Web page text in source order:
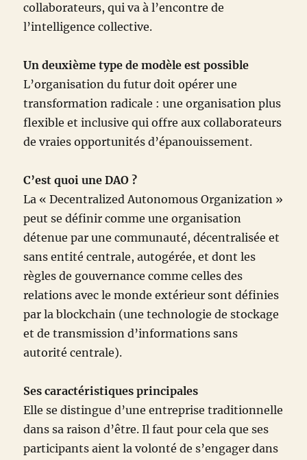
collaborateurs, qui va à l’encontre de
l’intelligence collective.
Un deuxième type de modèle est possible
L’organisation du futur doit opérer une
transformation radicale : une organisation plus
flexible et inclusive qui offre aux collaborateurs
de vraies opportunités d’épanouissement.
C’est quoi une DAO ?
La « Decentralized Autonomous Organization »
peut se définir comme une organisation
détenue par une communauté, décentralisée et
sans entité centrale, autogérée, et dont les
règles de gouvernance comme celles des
relations avec le monde extérieur sont définies
par la blockchain (une technologie de stockage
et de transmission d’informations sans
autorité centrale).
Ses caractéristiques principales
Elle se distingue d’une entreprise traditionnelle
dans sa raison d’être. Il faut pour cela que ses
participants aient la volonté de s’engager dans